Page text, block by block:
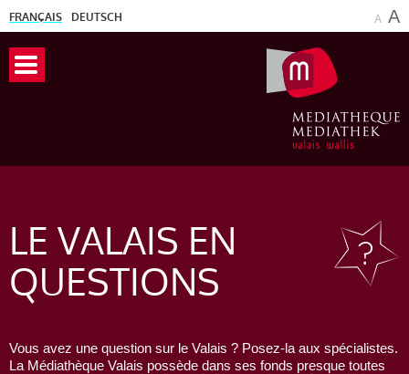
FRANÇAIS DEUTSCH A A
LE VALAIS EN
QUESTIONS
Vous avez une question sur le Valais ? Posez-la aux spécialistes.
La Médiathèque Valais possède dans ses fonds presque toutes